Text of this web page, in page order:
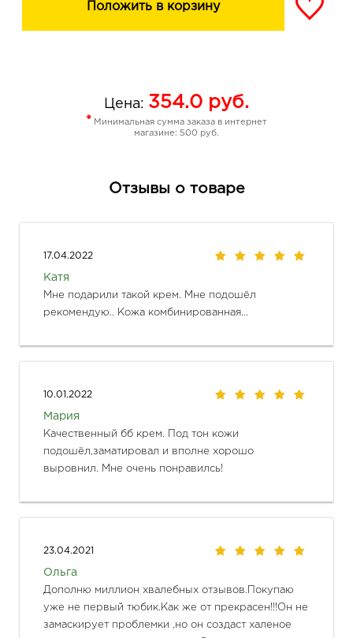
Положить в корзину
Цена: 354.0 руб.
* Минимальная сумма заказа в интернет
магазине: 500 руб.
Отзывы о товаре
17.04.2022
Катя
Мне подарили такой крем. Мне подошёл
рекомендую.. Кожа комбинированная...
10.01.2022
Мария
Качественный бб крем. Под тон кожи
подошёл,заматировал и вполне хорошо
выровнил. Мне очень понравилсь!
23.04.2021
Ольга
Дополню миллион хвалебных отзывов.Покупаю
уже не первый тюбик.Как же от прекрасен!!!Он не
замаскирует проблемки ,но он создаст халеное